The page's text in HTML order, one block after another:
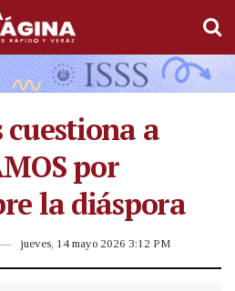
a
por
la diáspora
jueves, 14 mayo 2026 3:12 PM